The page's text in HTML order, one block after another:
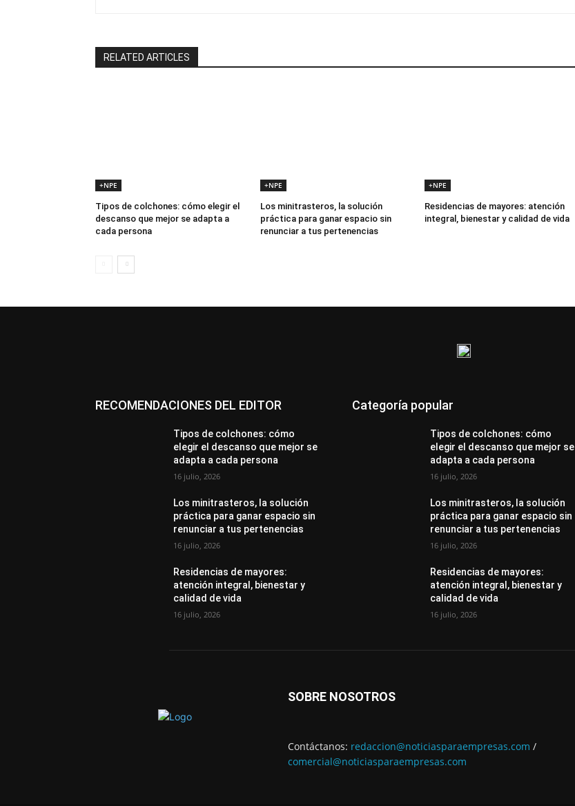
RELATED ARTICLES
+NPE
Tipos de colchones: cómo elegir el
descanso que mejor se adapta a
cada persona
+NPE
Los minitrasteros, la solución
práctica para ganar espacio sin
renunciar a tus pertenencias
+NPE
Residencias de mayores: atención
integral, bienestar y calidad de vida
RECOMENDACIONES DEL EDITOR
Tipos de colchones: cómo
elegir el descanso que mejor se
adapta a cada persona
16 julio, 2026
Los minitrasteros, la solución
práctica para ganar espacio sin
renunciar a tus pertenencias
16 julio, 2026
Residencias de mayores:
atención integral, bienestar y
calidad de vida
16 julio, 2026
Categoría popular
Tipos de colchones: cómo
elegir el descanso que mejor se
adapta a cada persona
16 julio, 2026
Los minitrasteros, la solución
práctica para ganar espacio sin
renunciar a tus pertenencias
16 julio, 2026
Residencias de mayores:
atención integral, bienestar y
calidad de vida
16 julio, 2026
SOBRE NOSOTROS
Contáctanos: redaccion@noticiasparaempresas.com /
comercial@noticiasparaempresas.com